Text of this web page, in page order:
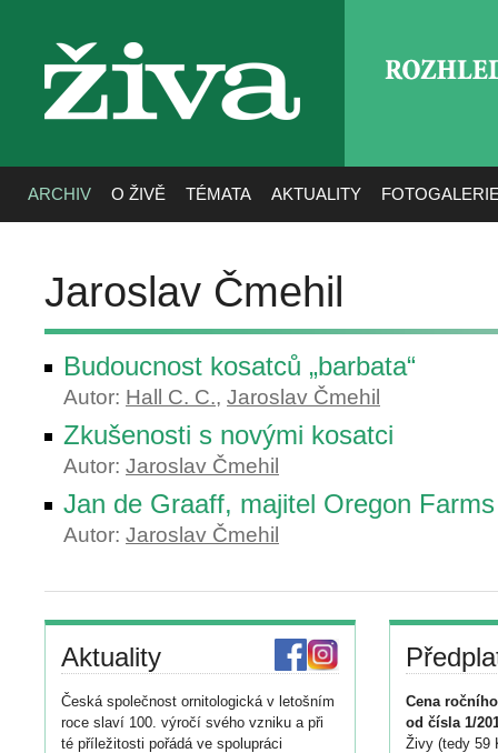
živa
ARCHIV O ŽIVĚ TÉMATA AKTUALITY
Jaroslav Čmehil
Budoucnost kosatců „barbata“
Autor: Hall C. C., Jaroslav Čmehil
Zkušenosti s novými kosatci
Autor: Jaroslav Čmehil
Jan de Graaff, majitel Oregon
Autor: Jaroslav Čmehil
Aktuality
Česká společnost ornitologická v letošním
roce slaví 100. výročí svého vzniku a při
té příležitosti pořádá ve spolupráci
Cena
od čísla 1/
Živy (tedy 59